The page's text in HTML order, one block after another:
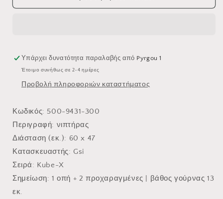
ΝΙΠΤΗΡΑΣ
60X47
ΝΙΠΤΗΡΑΣ
60X47
Υπάρχει δυνατότητα παραλαβής από Pyrgou 1
Έτοιμο συνήθως σε 2-4 ημέρες
Προβολή πληροφοριών καταστήματος
Κωδικός: 500-9431-300
Περιγραφή: νιπτήρας
Διάσταση (εκ.): 60 x 47
Κατασκευαστής: Gsi
Σειρά: Kube-X
Σημείωση: 1 οπή + 2 προχαραγμένες | βάθος γούρνας 13
εκ.